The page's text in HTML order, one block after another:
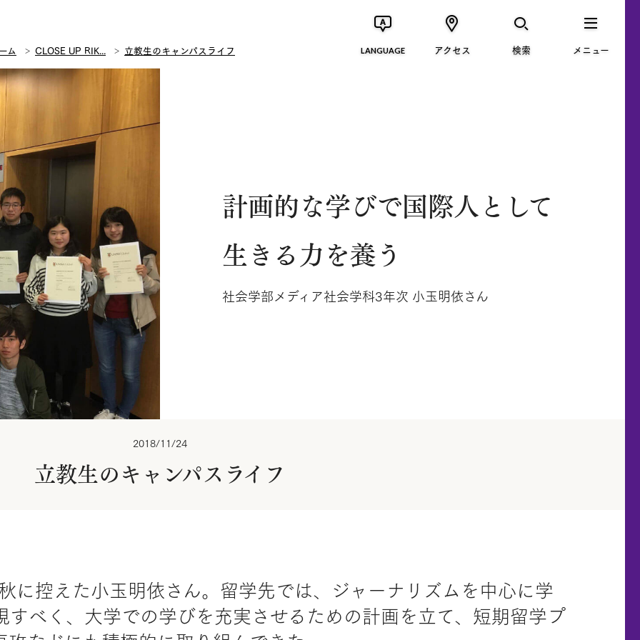
ム CLOSE UP RIK... 立教生のキャンパスライフ LANGUAGE アクセス 検索 メニュー
計画的な学びで国際人として
生きる力を養う
社会学部メディア社会学科3年次 小玉明依さん
2018/11/24
立教生のキャンパスライフ
に控えた小玉明依さん。留学先では、ジャーナリズムを中心に学
べく、大学での学びを充実させるための計画を立て、短期留学プ